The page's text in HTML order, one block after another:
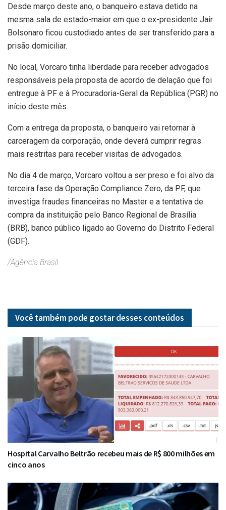
Desde março deste ano, o banqueiro estava detido na
mesma sala de estado-maior em que o ex-presidente Jair
Bolsonaro ficou custodiado antes de ser transferido para a
prisão domiciliar.
No local, Vorcaro tinha liberdade para receber advogados
responsáveis pela proposta de acordo de delação que foi
entregue à PF e à Procuradoria-Geral da República (PGR) no
início deste mês.
Com a entrega da proposta, o banqueiro vai retornar à
carceragem da corporação, onde deverá cumprir regras
mais restritas para receber visitas de advogados.
No dia 4 de março, Vorcaro voltou a ser preso e foi alvo da
terceira fase da Operação Compliance Zero, da PF, que
investiga fraudes financeiras no Master e a tentativa de
compra da instituição pelo Banco Regional de Brasília
(BRB), banco público ligado ao Governo do Distrito Federal
(GDF).
/Agência Brasil
Você também pode gostar desses conteúdos
Hospital Carvalho Beltrão recebeu mais de R$ 800 milhões em
cinco anos